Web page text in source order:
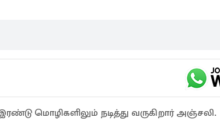
மொழிகளிலும் நடித்து வருகிறார் அஞ்சலி.